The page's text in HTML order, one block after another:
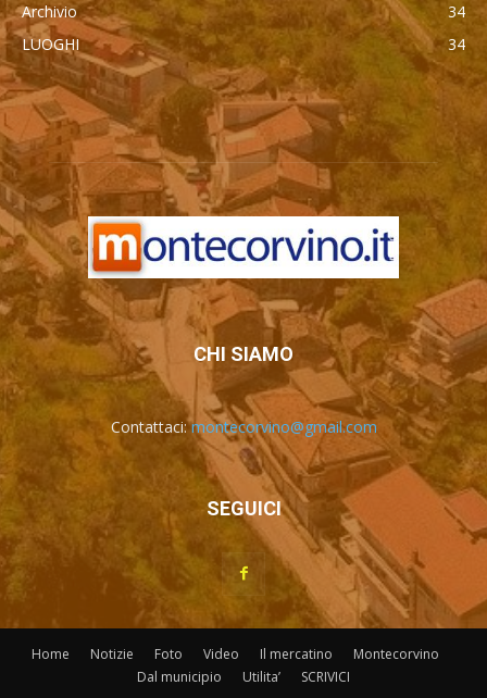
Archivio
34
LUOGHI
34
автоновости
Mercedes Maybach GLS 600
Cadillac Escalade IQ 2026
Toyota Corolla Cross
Android Auto
CHI SIAMO
Contattaci:montecorvino@gmail.com
SEGUICI
Home Notizie Foto Video Il mercatino
Montecorvino
Dal municipio
Utilita’ SCRIVICI